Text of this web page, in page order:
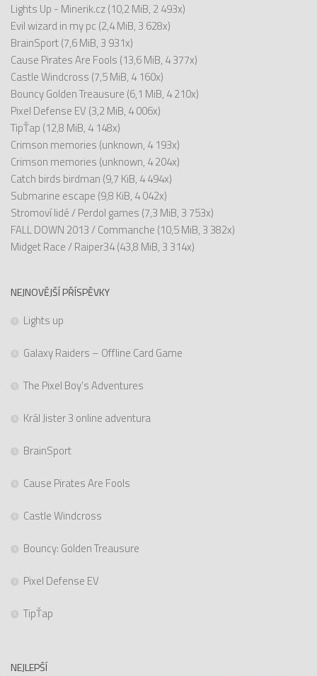
Lights Up - Minerik.cz(10,2 MiB, 2 493x)
Evil wizard in my pc (2,4 MiB, 3 628x)
BrainSport(7,6 MiB, 3 931x)
Cause Pirates Are Fools (13,6 MiB, 4 377x)
Castle Windcross (7,5 MiB, 4 160x)
Bouncy Golden Treausure (6,1 MiB, 4 210x)
Pixel Defense EV (3,2 MiB, 4 006x)
TipŤap (12,8 MiB, 4 148x)
Crimson memories (unknown, 4 193x)
Crimson memories (unknown, 4 204x)
Catch birds birdman (9,7 KiB, 4 494x)
Submarine escape (9,8 KiB, 4 042x)
Stromoví lidé / Perdol games (7,3 MiB, 3 753x)
FALL DOWN 2013 / Commanche (10,5 MiB, 3 382x)
Midget Race / Raiper34(43,8 MiB, 3 314x)
NEJNOVĚJŠÍ PŘÍSPĚVKY
Lights up
Galaxy Raiders – Offline Card Game
The Pixel Boy’s Adventures
Král Jister 3 online adventura
BrainSport
Cause Pirates Are Fools
Castle Windcross
Bouncy: Golden Treausure
Pixel Defense EV
TipŤap
NEJLEPŠÍ